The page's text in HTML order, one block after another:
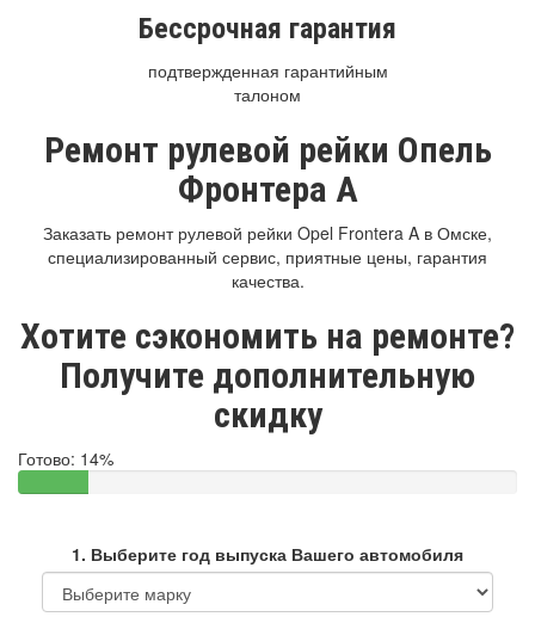
Бессрочная гарантия
подтвержденная гарантийным
талоном
Ремонт рулевой рейки Опель
Фронтера А
Заказать ремонт рулевой рейки Opel Frontera A в Омске,
специализированный сервис, приятные цены, гарантия
качества.
Хотите сэкономить на ремонте?
Получите дополнительную
скидку
Готово: 14%
1. Выберите год выпуска Вашего автомобиля